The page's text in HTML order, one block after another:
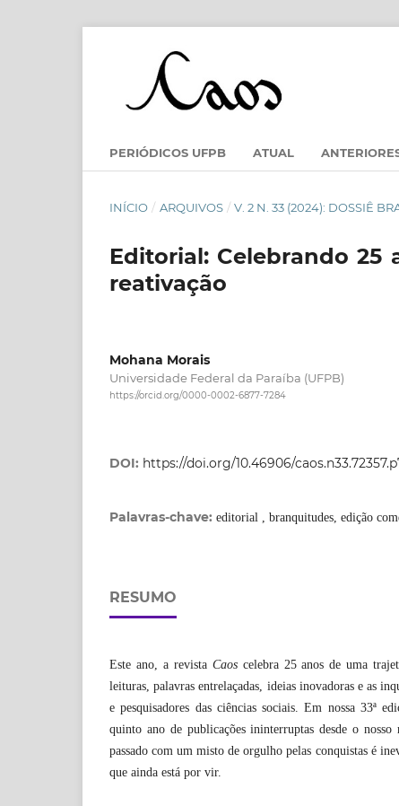
PERIÓDICOS UFPB ATUAL
INÍCIO / ARQUIVOS / V. 2 N. 33 (2024): DOSSIÊ
Editorial: Celebrando 25
reativação
Mohana Morais
Universidade Federal da Paraíba (UFPB)
https://orcid.org/0000-0002-6877-7284
DOI: https://doi.org/10.46906/
Palavras-chave: editorial , branquitudes, edição
RESUMO
Este ano, a revista Caoscelebra 25 anos de uma
leituras, palavras entrelaçadas, ideias inovadoras e as
e pesquisadores das ciências sociais. Em nossa 33ª
quinto ano de publicações ininterruptas desde o
passado com um misto de orgulho pelas conquistas é
que ainda está por vir.